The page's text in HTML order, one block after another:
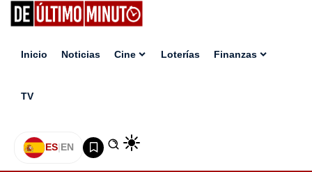
Inicio Noticias Cine Loterías Finanzas
TV
ES|EN